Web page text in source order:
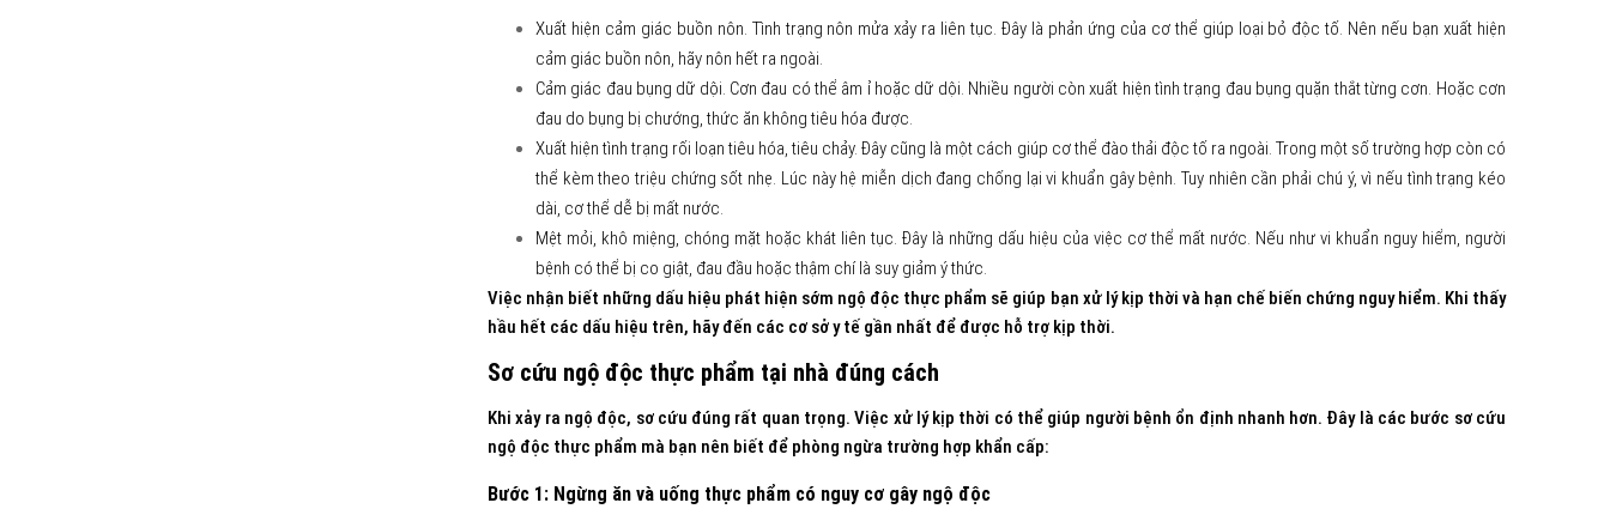
Xuất hiện cảm giác buồn nôn. Tình trạng nôn mửa xảy ra liên tục. Đây là phản ứng của cơ thể giúp loại bỏ độc tố. Nên nếu bạn xuất hiện
cảm giác buồn nôn, hãy nôn hết ra ngoài.
Cảm giác đau bụng dữ dội. Cơn đau có thể âm ỉ hoặc dữ dội. Nhiều người còn xuất hiện tình trạng đau bụng quặn thắt từng cơn. Hoặc cơn
đau do bụng bị chướng, thức ăn không tiêu hóa được.
Xuất hiện tình trạng rối loạn tiêu hóa, tiêu chảy. Đây cũng là một cách giúp cơ thể đào thải độc tố ra ngoài. Trong một số trường hợp còn có
thể kèm theo triệu chứng sốt nhẹ. Lúc này hệ miễn dịch đang chống lại vi khuẩn gây bệnh. Tuy nhiên cần phải chú ý, vì nếu tình trạng kéo
dài, cơ thể dễ bị mất nước.
Mệt mỏi, khô miệng, chóng mặt hoặc khát liên tục. Đây là những dấu hiệu của việc cơ thể mất nước. Nếu như vi khuẩn nguy hiểm, người
bệnh có thể bị co giật, đau đầu hoặc thậm chí là suy giảm ý thức.
Việc nhận biết những dấu hiệu phát hiện sớm ngộ độc thực phẩm sẽ giúp bạn xử lý kịp thời và hạn chế biến chứng nguy hiểm. Khi thấy
hầu hết các dấu hiệu trên, hãy đến các cơ sở y tế gần nhất để được hỗ trợ kịp thời.
Sơ cứu ngộ độc thực phẩm tại nhà đúng cách
Khi xảy ra ngộ độc, sơ cứu đúng rất quan trọng. Việc xử lý kịp thời có thể giúp người bệnh ổn định nhanh hơn. Đây là các bước sơ cứu
ngộ độc thực phẩm mà bạn nên biết để phòng ngừa trường hợp khẩn cấp:
Bước 1: Ngừng ăn và uống thực phẩm có nguy cơ gây ngộ độc